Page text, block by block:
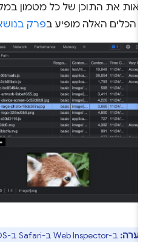
את התוכן של כל מטמון במקור
הכלים האלה מופיע בפרק בנושא
הערה: